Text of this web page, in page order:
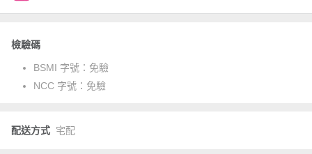
檢驗碼
BSMI 字號： 免驗
NCC 字號： 免驗
配送方式 宅配